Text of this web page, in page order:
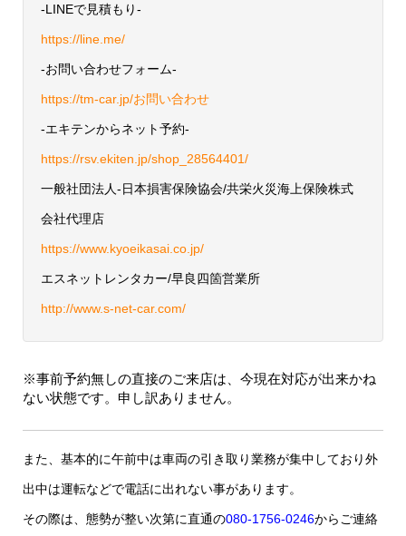
-LINEで見積もり-
https://line.me/
-お問い合わせフォーム-
https://tm-car.jp/お問い合わせ
-エキテンからネット予約-
https://rsv.ekiten.jp/shop_28564401/
一般社団法人-日本損害保険協会/共栄火災海上保険株式
会社代理店
https://www.kyoeikasai.co.jp/
エスネットレンタカー/早良四箇営業所
http://www.s-net-car.com/
※事前予約無しの直接のご来店は、今現在対応が出来かね
ない状態です。申し訳ありません。
また、基本的に午前中は車両の引き取り業務が集中しており外
出中は運転などで電話に出れない事があります。
その際は、態勢が整い次第に直通の080-1756-0246からご連絡